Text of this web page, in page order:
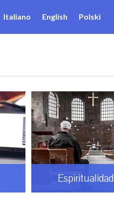
Italiano English Polski
Espiritualidad